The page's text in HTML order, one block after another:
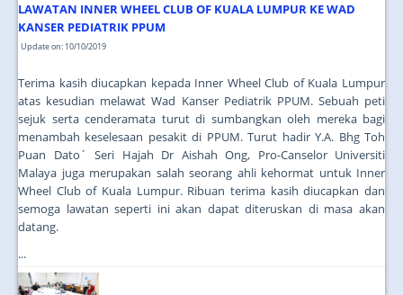
LAWATAN INNER WHEEL CLUB OF KUALA LUMPUR KE WAD
KANSER PEDIATRIK PPUM
Update on: 10/10/2019
Terima kasih diucapkan kepada Inner Wheel Club of Kuala Lumpur
atas kesudian melawat Wad Kanser Pediatrik PPUM. Sebuah peti
sejuk serta cenderamata turut di sumbangkan oleh mereka bagi
menambah keselesaan pesakit di PPUM. Turut hadir Y.A. Bhg Toh
Puan Dato´ Seri Hajah Dr Aishah Ong, Pro-Canselor Universiti
Malaya juga merupakan salah seorang ahli kehormat untuk Inner
Wheel Club of Kuala Lumpur. Ribuan terima kasih diucapkan dan
semoga lawatan seperti ini akan dapat diteruskan di masa akan
datang.
...